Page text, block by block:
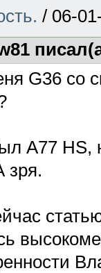
/ 06-
G36 со
A77 HS,
зря.